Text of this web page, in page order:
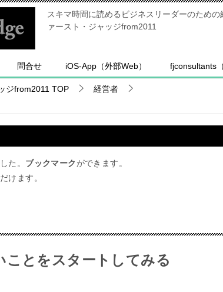
スキマ時間に読めるビジネスリーダーのため
ァースト・ジャッジfrom2011
問合せ iOS-App（外部Web） fjconsultants
ジfrom2011 TOP
経営者
た。 ブックマーク ができます。
けます。
とをスタートしてみる